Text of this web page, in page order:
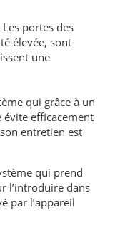
Les portes des
élevée, sont
une
qui grâce à un
efficacement
entretien est
qui prend
l’introduire dans
par l’appareil